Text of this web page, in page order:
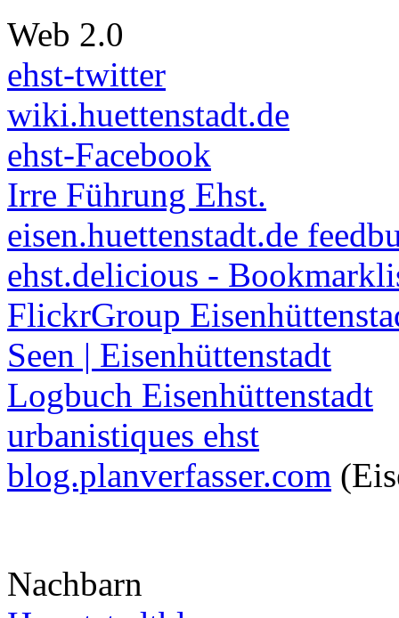
Web 2.0
ehst-twitter
wiki.huettenstadt.de
ehst-Facebook
Irre Führung Ehst.
eisen.huettenstadt.de
ehst.delicious -
FlickrGroup
Seen | Eisenhüttenstadt
Logbuch Eisenhüttenstadt
urbanistiques ehst
blog.planverfasser.com
Nachbarn